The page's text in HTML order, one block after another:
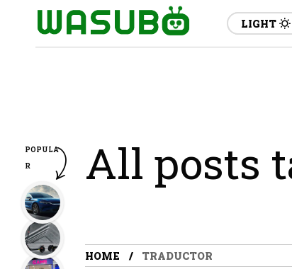
LIGHT
All posts
HOME TRADUCTOR
POPULA
R